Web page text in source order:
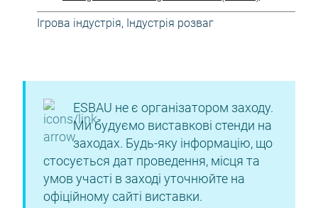
Ігрова індустрія, Індустрія розваг
ESBAU не є організатором заходу.
Ми будуємо виставкові стенди на
заходах. Будь-яку інформацію, що
стосується дат проведення, місця та
умов участі в заході уточнюйте на
офіційному сайті виставки.